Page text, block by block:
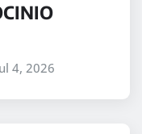
4, 2026